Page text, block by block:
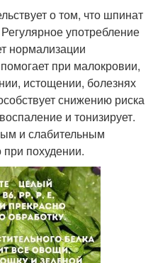
о том, что шпинат
употребление
нормализации
при малокровии,
истощении, болезнях
снижению риска
и тонизирует.
и слабительным
похудении.